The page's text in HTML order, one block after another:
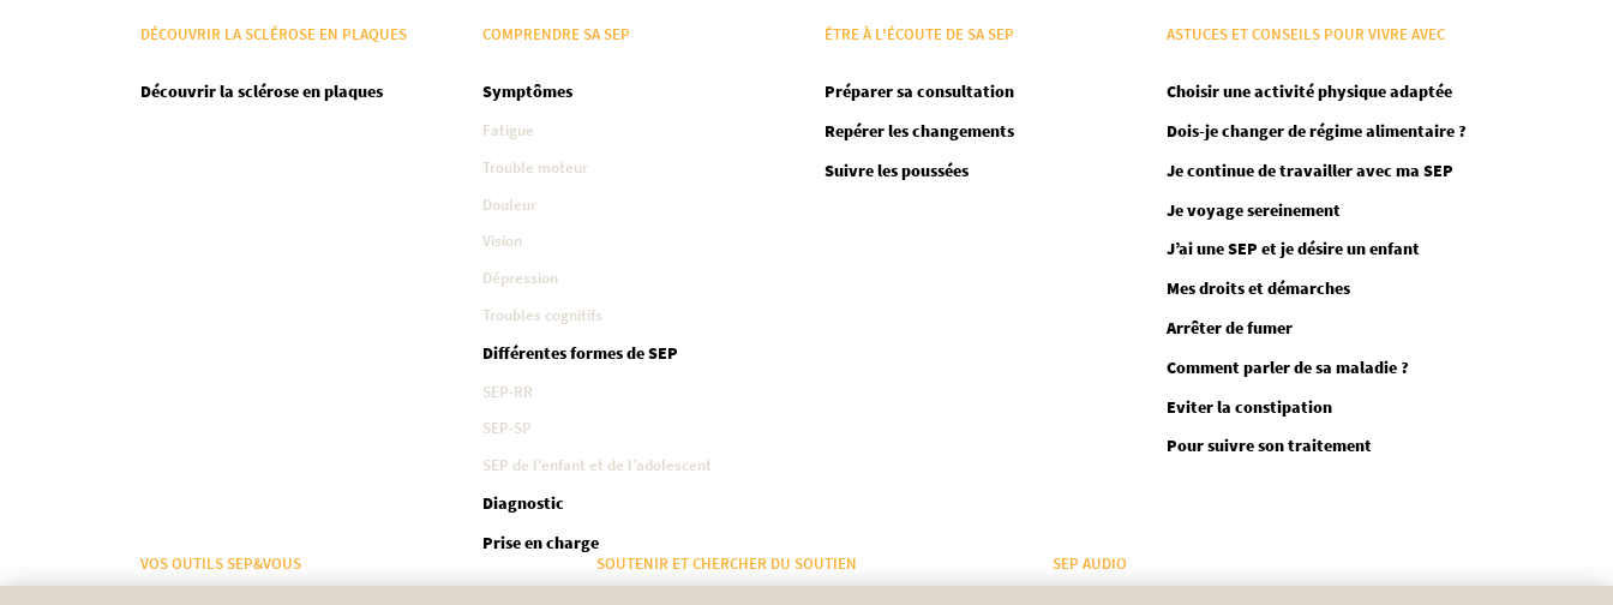
DÉCOUVRIR LA SCLÉROSE EN PLAQUES
Découvrir la sclérose en plaques
COMPRENDRE SA SEP
Symptômes
Fatigue
Trouble moteur
Douleur
Vision
Dépression
Troubles cognitifs
Différentes formes de SEP
SEP-RR
SEP-SP
SEP de l’enfant et de l’adolescent
Diagnostic
Prise en charge
ÊTRE À L'ÉCOUTE DE SA SEP
Préparer sa consultation
Repérer les changements
Suivre les poussées
ASTUCES ET CONSEILS POUR VIVRE AVEC
Choisir une activité physique adaptée
Dois-je changer de régime alimentaire ?
Je continue de travailler avec ma SEP
Je voyage sereinement
J’ai une SEP et je désire un enfant
Mes droits et démarches
Arrêter de fumer
Comment parler de sa maladie ?
Eviter la constipation
Pour suivre son traitement
VOS OUTILS SEP&VOUS SOUTENIR ET CHERCHER DU SOUTIEN SEP AUDIO